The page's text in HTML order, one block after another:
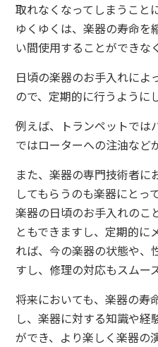
取れなくなってしまうこと
ゆくゆくは、楽器の寿命を
い間使用することができな
日頃の楽器のお手入れによ
ので、定期的に行うように
例えば、トランペットでは
ではローターへの注油など
また、楽器の専門技術者に
してもらうのも楽器にとっ
楽器の日頃のお手入れのこ
ともできますし、定期的に
れば、今の楽器の状態や、
すし、修理の対応もスムー
将来においても、楽器の寿
し、楽器に対する知識や経
ができ、より楽しく楽器の